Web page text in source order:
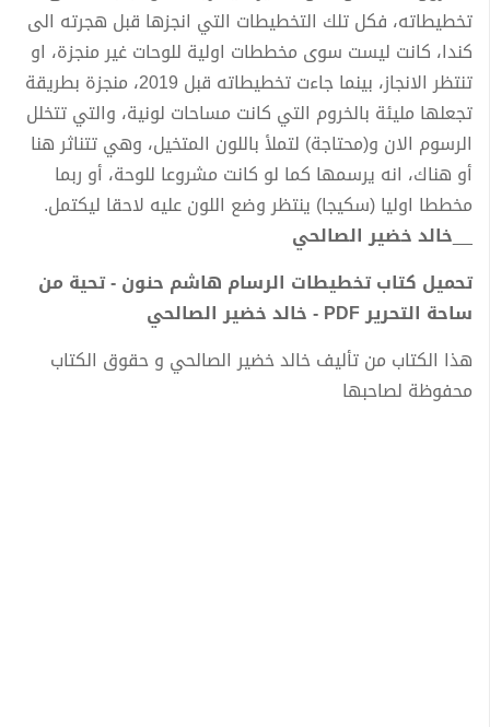
تخطيطاته، فكل تلك التخطيطات التي انجزها قبل هجرته الى
كندا، كانت ليست سوى مخططات اولية للوحات غير منجزة، او
تنتظر الانجاز، بينما جاءت تخطيطاته قبل 2019، منجزة بطريقة
تجعلها مليئة بالخروم التي كانت مساحات لونية، والتي تتخلل
الرسوم الان و(محتاجة) لتملأ باللون المتخيل، وهي تتناثر هنا
أو هناك، انه يرسمها كما لو كانت مشروعا للوحة، أو ربما
مخططا اوليا (سكيجا) ينتظر وضع اللون عليه لاحقا ليكتمل.
__خالد خضير الصالحي
تحميل كتاب تخطيطات الرسام هاشم حنون - تحية من
ساحة التحرير PDF - خالد خضير الصالحي
هذا الكتاب من تأليف خالد خضير الصالحي و حقوق الكتاب
محفوظة لصاحبها